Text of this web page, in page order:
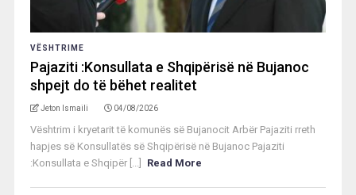
VËSHTRIME
Pajaziti :Konsullata e Shqipërisë në Bujanoc
shpejt do të bëhet realitet
Jeton Ismaili 04/08/2026
Vështrim i kryetarit të komunës së Bujanocit Arbër Pajaziti rreth
hapjes së Konsullatës së Shqipërisë në Bujanoc Pajaziti
:Konsullata e Shqipër [...]
Read More